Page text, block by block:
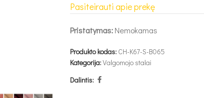
Pasiteirauti apie prekę
Pristatymas:Nemokamas
Produkto kodas: CH-K67-S-B065
Kategorija:Valgomojo stalai
Dalintis: